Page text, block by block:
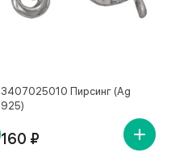
3407025010 Пирсинг (Ag
925)
160 ₽